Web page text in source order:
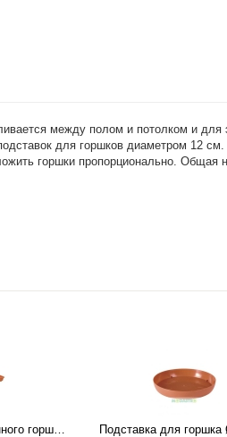
между полом и потолком и
для горшков диаметром 12
горшки пропорционально. Общая
Подставка для балконного горшка 60 см Подставка для